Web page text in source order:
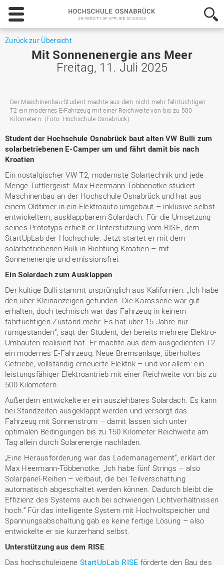
Hochschule
Osnabrück
-
Applied
Zurück zur Übersicht
Mit Sonnenenergie ans Meer
Freitag, 11. Juli 2025
Der Maschinenbau-Student machte aus dem nicht mehr fahrtüchtigen
T2 ein modernes E-Fahrzeug mit einer Reichweite von bis zu 500
Kilometern. (Foto: Hochschule Osnabrück).
Student der Hochschule Osnabrück baut alten VW Bulli zum
solarbetriebenen E-Camper um und fährt damit bis nach
Kroatien
Ein nostalgischer VW T2, modernste Solartechnik und jede
Menge Tüftlergeist: Max Heermann-Többenotke studiert
Maschinenbau an der Hochschule Osnabrück und hat aus
einem Oldtimer in ein Elektroauto umgebaut – inklusive selbst
entwickeltem, ausklappbarem Solardach. Für die Umsetzung
seines Prototyps erhielt er Unterstützung vom RISE, dem
StartUpLab der Hochschule. Jetzt startet er mit dem
solarbetriebenen Bulli in Richtung Kroatien – mit
Sonnenenergie und emissionsfrei.
Ein Solardach zum Ausklappen
Der kultige Bulli stammt ursprünglich aus Kalifornien. „Ich habe
den über Kleinanzeigen gefunden. Die Karosserie war gut
erhalten, doch technisch war das Fahrzeug in keinem
fahrtüchtigen Zustand mehr. Es hat über 15 Jahre nur
rumgestanden“, sagt der Student, der bereits mehrere Elektro-
Umbauten realisiert hat. Er machte aus dem ausgedienten T2
ein modernes E-Fahrzeug: Neue Bremsanlage, überholtes
Getriebe, vollständig erneuerte Elektrik – und vor allem: ein
leistungsfähiger Elektroantrieb mit einer Reichweite von bis zu
500 Kilometern.
Außerdem entwickelte er ein ausziehbares Solardach. Es kann
bei Standzeiten ausgeklappt werden und versorgt das
Fahrzeug mit Sonnenstrom – damit lassen sich unter
optimalen Bedingungen bis zu 150 Kilometer Reichweite am
Tag allein durch Solarenergie nachladen.
„Eine Herausforderung war das Lademanagement“, erklärt der
Max Heermann-Többenotke. „Ich habe fünf Strings – also
Solarpanel-Reihen – verbaut, die bei Teilverschattung
automatisch abgeschaltet werden können. Dadurch bleibt die
Effizienz des Systems auch bei schwierigen Lichtverhältnissen
hoch.“ Für das intelligente System mit Hochvoltspeicher und
Spannungsabschaltung gab es keine fertige Lösung – also
entwickelte er sie kurzerhand selbst.
Unterstützung aus dem RISE
Das hochschuleigene StartUpLab RISE förderte den Bau des